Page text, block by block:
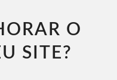
O
SITE​?